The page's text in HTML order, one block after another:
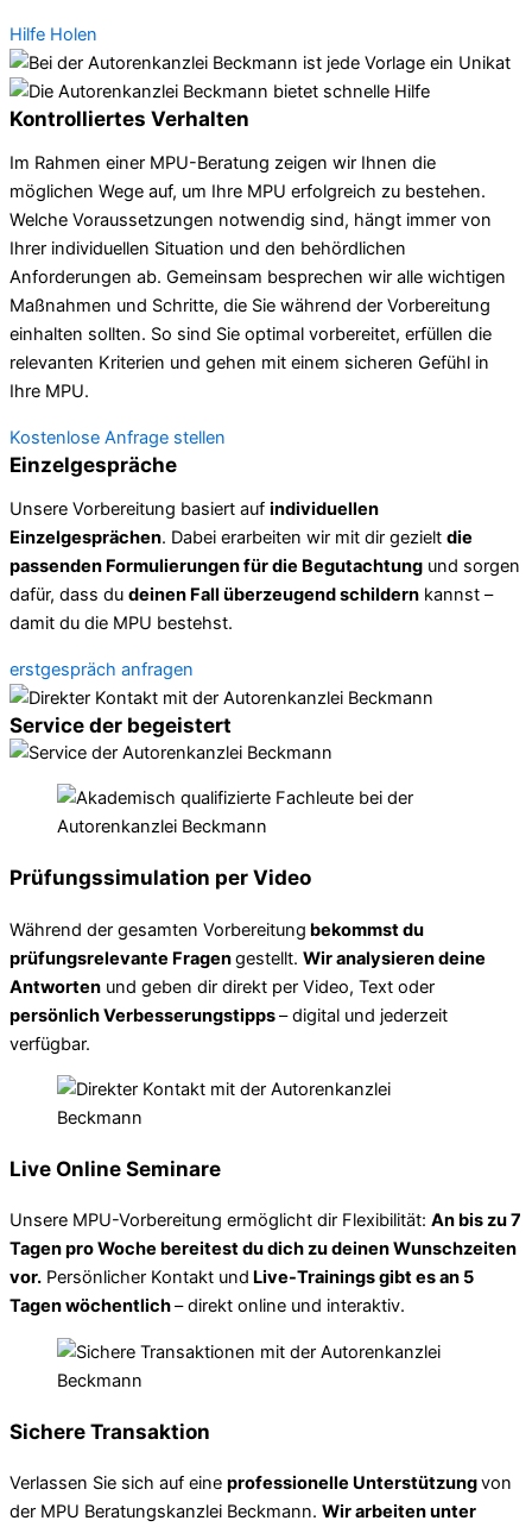
Hilfe Holen
Kontrolliertes Verhalten
Im Rahmen einer MPU-Beratung zeigen wir Ihnen die
möglichen Wege auf, um Ihre MPU erfolgreich zu bestehen.
Welche Voraussetzungen notwendig sind, hängt immer von
Ihrer individuellen Situation und den behördlichen
Anforderungen ab. Gemeinsam besprechen wir alle wichtigen
Maßnahmen und Schritte, die Sie während der Vorbereitung
einhalten sollten. So sind Sie optimal vorbereitet, erfüllen die
relevanten Kriterien und gehen mit einem sicheren Gefühl in
Ihre MPU.
Kostenlose Anfrage stellen
Einzelgespräche
Unsere Vorbereitung basiert auf individuellen
Einzelgesprächen. Dabei erarbeiten wir mit dir gezielt die
passenden Formulierungen für die Begutachtung und sorgen
dafür, dass du deinen Fall überzeugend schildern kannst –
damit du die MPU bestehst.
erstgespräch anfragen
Service der begeistert
Prüfungssimulation per Video
Während der gesamten Vorbereitung bekommst du
prüfungsrelevante Fragengestellt. Wir analysieren deine
Antworten und geben dir direkt per Video, Text oder
persönlich Verbesserungstipps– digital und jederzeit
verfügbar.
Live Online Seminare
Unsere MPU-Vorbereitung ermöglicht dir Flexibilität: An bis zu 7
Tagen pro Woche bereitest du dich zu deinen Wunschzeiten
vor. Persönlicher Kontakt und Live-Trainings gibt es an 5
Tagen wöchentlich– direkt online und interaktiv.
Sichere Transaktion
Verlassen Sie sich auf eine professionelle Unterstützungvon
der MPU Beratungskanzlei Beckmann. Wir arbeiten unter